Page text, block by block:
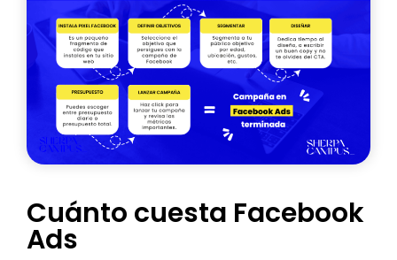
Cuánto cuesta Facebook
Ads